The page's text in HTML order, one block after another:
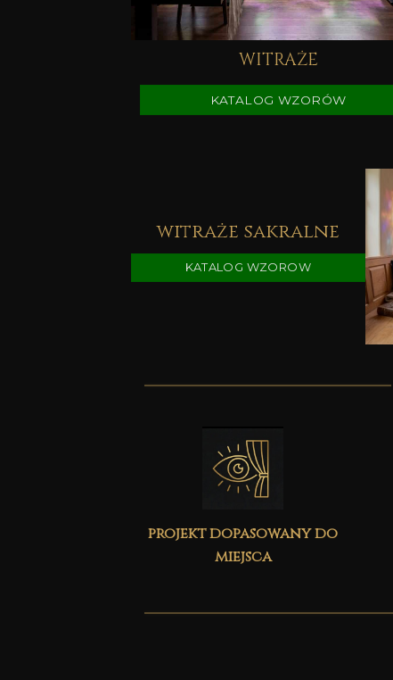
WITRAŻE
KATALOG WZORÓW
witraże sakralne
KATALOG WZOROW
projekt dopasowany do
miejsca